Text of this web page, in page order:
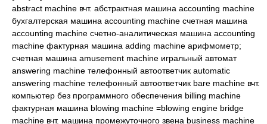
abstract machine вчт. абстрактная машина accounting machine
бухгалтерская машина accounting machine счетная машина
accounting machine счетно-аналитическая машина accounting
machine фактурная машина adding machine арифмометр;
счетная машина amusement machine игральный автомат
answering machine телефонный автоответчик automatic
answering machine телефонный автоответчик bare machine вчт.
компьютер без программного обеспечения billing machine
фактурная машина blowing machine =blowing engine bridge
machine вчт. машина промежуточного звена business machine